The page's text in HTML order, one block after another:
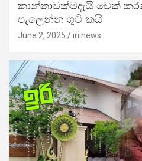
කාන්තාවක්මදැයි චෙක්
පැලෙන්න ගුටි කයි
June 2, 2025 iri news